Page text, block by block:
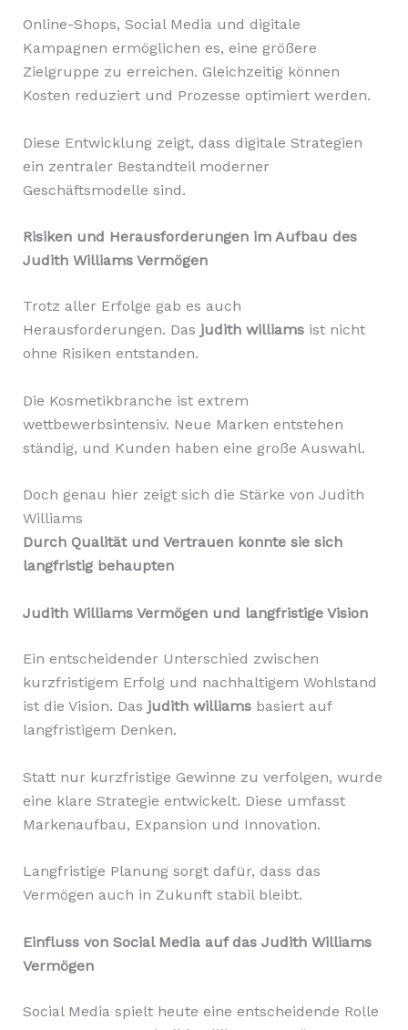
Online-Shops, Social Media und digitale
Kampagnen ermöglichen es, eine größere
Zielgruppe zu erreichen. Gleichzeitig können
Kosten reduziert und Prozesse optimiert werden.
Diese Entwicklung zeigt, dass digitale Strategien
ein zentraler Bestandteil moderner
Geschäftsmodelle sind.
Risiken und Herausforderungen im Aufbau des
Judith Williams Vermögen
Trotz aller Erfolge gab es auch
Herausforderungen. Das judith williamsist nicht
ohne Risiken entstanden.
Die Kosmetikbranche ist extrem
wettbewerbsintensiv. Neue Marken entstehen
ständig, und Kunden haben eine große Auswahl.
Doch genau hier zeigt sich die Stärke von Judith
Williams
Durch Qualität und Vertrauen konnte sie sich
langfristig behaupten
Judith Williams Vermögen und langfristige Vision
Ein entscheidender Unterschied zwischen
kurzfristigem Erfolg und nachhaltigem Wohlstand
ist die Vision. Das judith williamsbasiert auf
langfristigem Denken.
Statt nur kurzfristige Gewinne zu verfolgen, wurde
eine klare Strategie entwickelt. Diese umfasst
Markenaufbau, Expansion und Innovation.
Langfristige Planung sorgt dafür, dass das
Vermögen auch in Zukunft stabil bleibt.
Einfluss von Social Media auf das Judith Williams
Vermögen
Social Media spielt heute eine entscheidende Rolle